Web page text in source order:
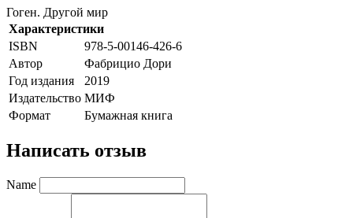
Гоген. Другой мир
Характеристики
ISBN
978-5-00146-426-6
Автор
Фабрицио Дори
Год издания
2019
Издательство МИФ
Формат
Бумажная книга
Написать отзыв
Name